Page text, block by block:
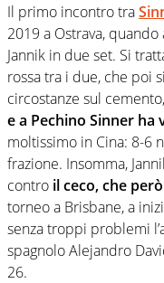
Il primo incontro tra
2019 a Ostrava,
Jannik in due set. Si
rossa tra i due, che poi
circostanze sul
e a Pechino Sinner ha
moltissimo in Cina: 8-6
frazione. Insomma,
contro il ceco, che
torneo a Brisbane, a
senza troppi problemi
spagnolo Alejandro
26.